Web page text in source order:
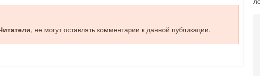
, не могут оставлять комментарии к данной публикации.
5-